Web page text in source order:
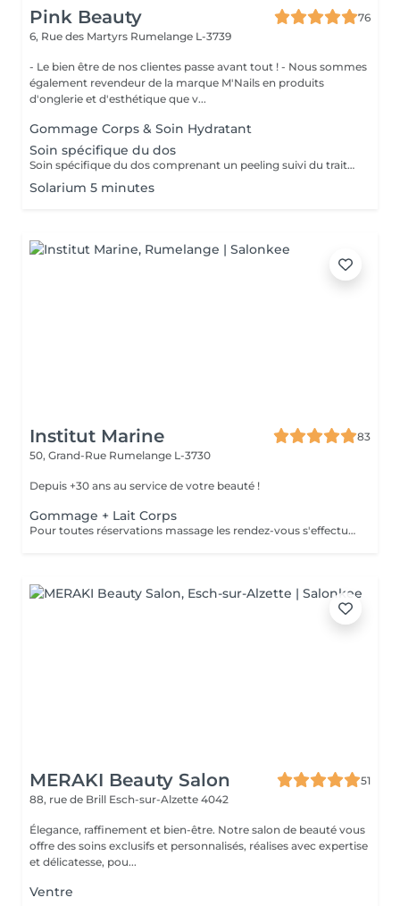
Pink Beauty
76
6, Rue des Martyrs Rumelange L-3739
- Le bien être de nos clientes passe avant tout ! - Nous sommes
également revendeur de la marque M'Nails en produits
d'onglerie et d'esthétique que v...
Gommage Corps & Soin Hydratant
Soin spécifique du dos
Soin spécifique du dos comprenant un peeling suivi du traitement des points noirs.
Solarium 5 minutes
Institut Marine
83
50, Grand-Rue Rumelange L-3730
Depuis +30 ans au service de votre beauté !
Gommage + Lait Corps
Pour toutes réservations massage les rendez-vous s'effectue par téléphone au 56 51 19 .
MERAKI Beauty Salon
51
88, rue de Brill Esch-sur-Alzette 4042
Élegance, raffinement et bien-être. Notre salon de beauté vous
offre des soins exclusifs et personnalisés, réalises avec expertise
et délicatesse, pou...
Ventre